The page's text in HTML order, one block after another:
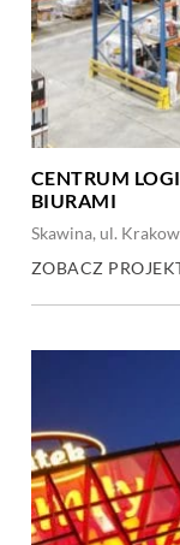
CENTRUM
BIURAMI
Skawina, ul.
ZOBACZ